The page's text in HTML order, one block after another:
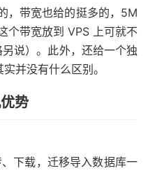
，带宽也给的挺多的，5M
个带宽放到 VPS 上可就不
说）。此外，还给一个独
并没有什么区别。
势
下载，迁移导入数据库一